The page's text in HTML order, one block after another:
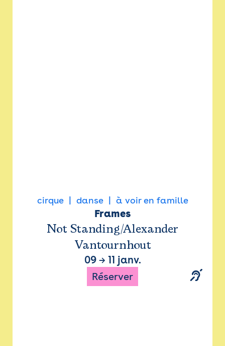
cirque danse à voir en famille
Frames
Not Standing/Alexander
Vantournhout
09→ 11 janv.
Réserver